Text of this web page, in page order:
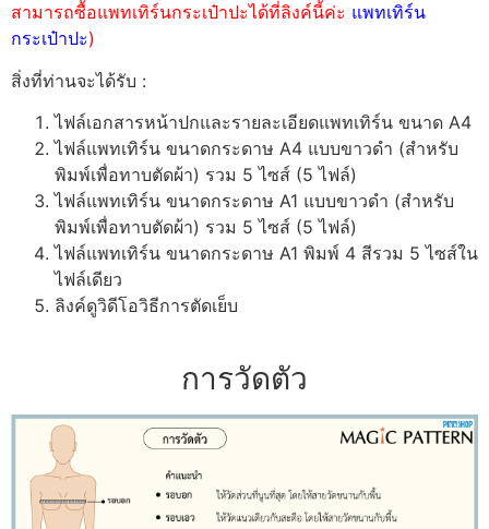
สามารถซื้อแพทเทิร์นกระเป๋าปะได้ที่ลิงค์นี้ค่ะ แพทเทิร์น
กระเป๋าปะ)
สิ่งที่ท่านจะได้รับ :
ไฟล์เอกสารหน้าปกและรายละเอียดแพทเทิร์น ขนาด A4
ไฟล์แพทเทิร์น ขนาดกระดาษ A4 แบบขาวดำ (สำหรับ
พิมพ์เพื่อทาบตัดผ้า) รวม 5 ไซส์ (5 ไฟล์)
ไฟล์แพทเทิร์น ขนาดกระดาษ A1 แบบขาวดำ (สำหรับ
พิมพ์เพื่อทาบตัดผ้า) รวม 5 ไซส์ (5 ไฟล์)
ไฟล์แพทเทิร์น ขนาดกระดาษ A1 พิมพ์ 4 สีรวม 5 ไซส์ใน
ไฟล์เดียว
ลิงค์ดูวิดีโอวิธีการตัดเย็บ
การวัดตัว